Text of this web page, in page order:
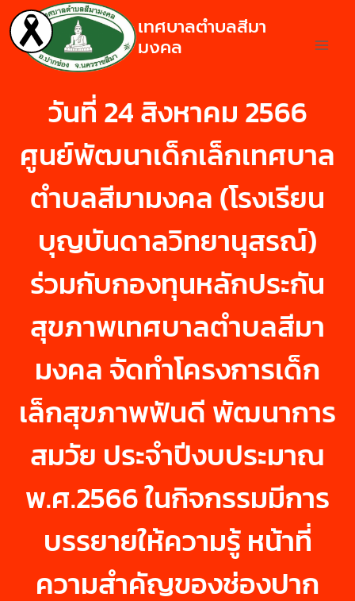
เทศบาลตำบลสีมา
มงคล
วันที่ 24 สิงหาคม 2566
ศูนย์พัฒนาเด็กเล็กเทศบาล
ตำบลสีมามงคล (โรงเรียน
บุญบันดาลวิทยานุสรณ์)
ร่วมกับกองทุนหลักประกัน
สุขภาพเทศบาลตำบลสีมา
มงคล จัดทำโครงการเด็ก
เล็กสุขภาพฟันดี พัฒนาการ
สมวัย ประจำปีงบประมาณ
พ.ศ.2566 ในกิจกรรมมีการ
บรรยายให้ความรู้ หน้าที่
ความสำคัญของช่องปาก